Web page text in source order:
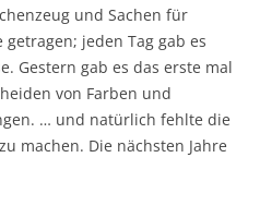
und Sachen für
jeden Tag gab es
Gestern gab es das erste mal
von Farben und
… und natürlich fehlte die
machen. Die nächsten Jahre